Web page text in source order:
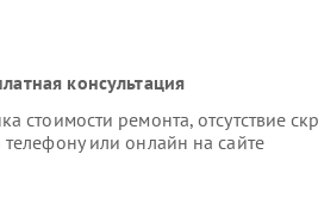
консультация
стоимости ремонта, отсутствие
или онлайн на сайте